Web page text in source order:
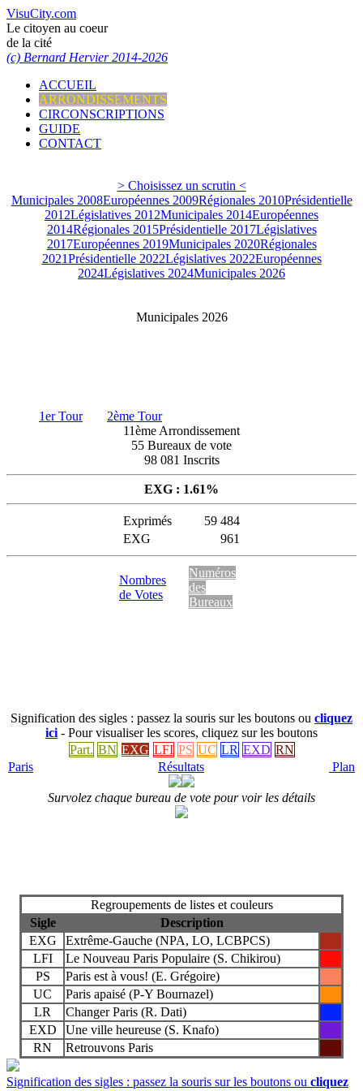
VisuCity.com
Le citoyen au coeur
de la cité
(c) Bernard Hervier 2014-2026
ACCUEIL
ARRONDISSEMENTS
CIRCONSCRIPTIONS
GUIDE
CONTACT
> Choisissez un scrutin <
Municipales 2008Européennes 2009Régionales 2010Présidentielle
2012Législatives 2012Municipales 2014Européennes
2014Régionales 2015Présidentielle 2017Législatives
2017Européennes 2019Municipales 2020Régionales
2021Présidentielle 2022Législatives 2022Européennes
2024Législatives 2024Municipales 2026
Municipales 2026
1er Tour
2ème Tour
11ème Arrondissement
55 Bureaux de vote
98 081 Inscrits
EXG : 1.61%
Exprimés
59 484
EXG
961
Nombres
de Votes
Numéros
des
Bureaux
Signification des sigles : passez la souris sur les boutons ou cliquez
ici - Pour visualiser les scores, cliquez sur les boutons
Part. BN EXG LFI PS UC LR EXD RN
Paris
Résultats Plan
Survolez chaque bureau de vote pour voir les détails
Regroupements de listes et couleurs
Sigle
Description
EXG
Extrême-Gauche (NPA, LO, LCBPCS)
LFI
Le Nouveau Paris Populaire (S. Chikirou)
PS
Paris est à vous! (E. Grégoire)
UC
Paris apaisé (P-Y Bournazel)
LR
Changer Paris (R. Dati)
EXD
Une ville heureuse (S. Knafo)
RN
Retrouvons Paris
Signification des sigles : passez la souris sur les boutons ou cliquez